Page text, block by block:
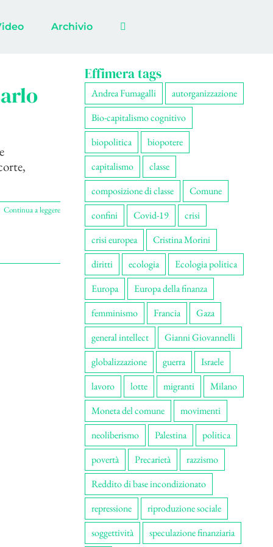
Archivio
Continua a leggere
Effimera tags
Andrea Fumagalli
autorganizzazione
Bio-capitalismo cognitivo
biopolitica
biopotere
capitalismo
classe
composizione di classe
Comune
confini
Covid-19
crisi
crisi europea
Cristina Morini
diritti
ecologia
Ecologia politica
Europa
Europa della finanza
femminismo
Francia
Gaza
general intellect
Gianni Giovannelli
globalizzazione
guerra
Israele
lavoro
lotte migranti
Milano
Moneta del comune
movimenti
neoliberismo
Palestina
politica
povertà
Precarietà
razzismo
Reddito di base incondizionato
repressione
riproduzione sociale
soggettività
speculazione finanziaria